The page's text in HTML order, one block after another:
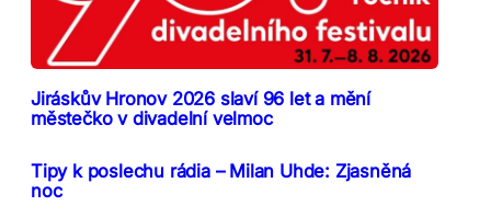
Jiráskův Hronov 2026 slaví 96 let a mění
městečko v divadelní velmoc
Tipy k poslechu rádia – Milan Uhde: Zjasněná
noc